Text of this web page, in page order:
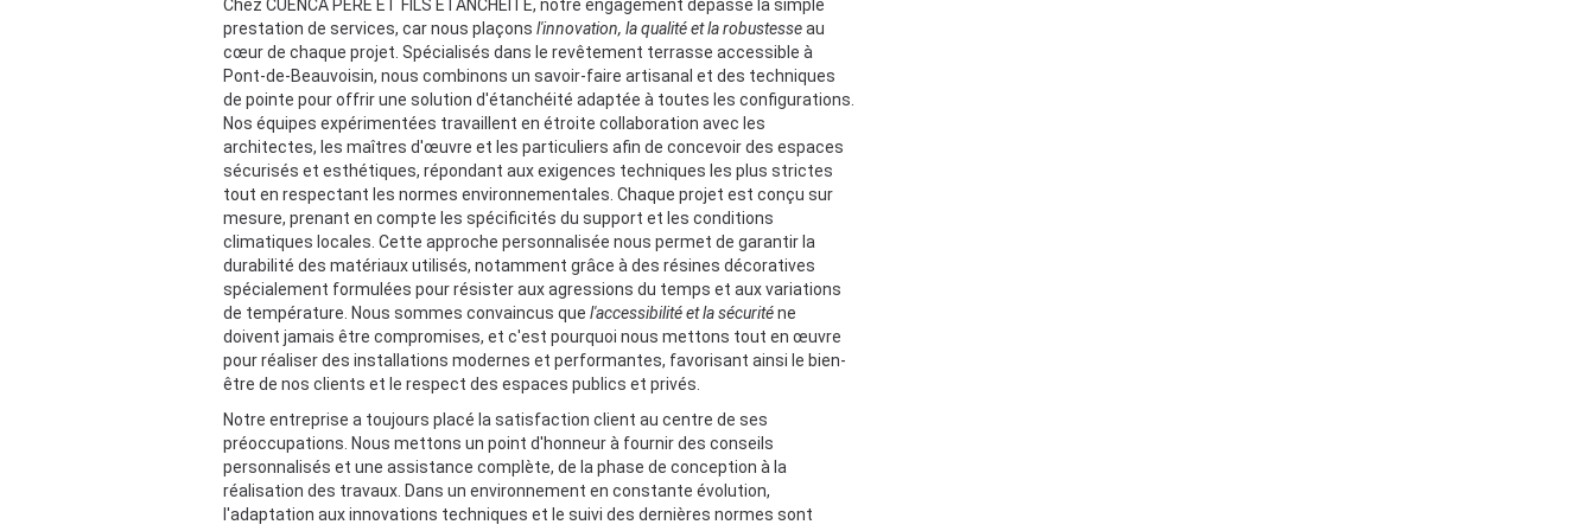
Chez CUENCA PERE ET FILS ETANCHEITE, notre engagement dépasse la simple
prestation de services, car nous plaçonsl'innovation, la qualité et la robustesseau
cœur de chaque projet. Spécialisés dans le revêtement terrasse accessible à
Pont-de-Beauvoisin, nous combinons un savoir-faire artisanal et des techniques
de pointe pour offrir une solution d'étanchéité adaptée à toutes les configurations.
Nos équipes expérimentées travaillent en étroite collaboration avec les
architectes, les maîtres d'œuvre et les particuliers afin de concevoir des espaces
sécurisés et esthétiques, répondant aux exigences techniques les plus strictes
tout en respectant les normes environnementales. Chaque projet est conçu sur
mesure, prenant en compte les spécificités du support et les conditions
climatiques locales. Cette approche personnalisée nous permet de garantir la
durabilité des matériaux utilisés, notamment grâce à des résines décoratives
spécialement formulées pour résister aux agressions du temps et aux variations
de température. Nous sommes convaincus quel'accessibilité et la sécuriténe
doivent jamais être compromises, et c'est pourquoi nous mettons tout en œuvre
pour réaliser des installations modernes et performantes, favorisant ainsi le bien-
être de nos clients et le respect des espaces publics et privés.
Notre entreprise a toujours placé la satisfaction client au centre de ses
préoccupations. Nous mettons un point d'honneur à fournir des conseils
personnalisés et une assistance complète, de la phase de conception à la
réalisation des travaux. Dans un environnement en constante évolution,
l'adaptation aux innovations techniques et le suivi des dernières normes sont